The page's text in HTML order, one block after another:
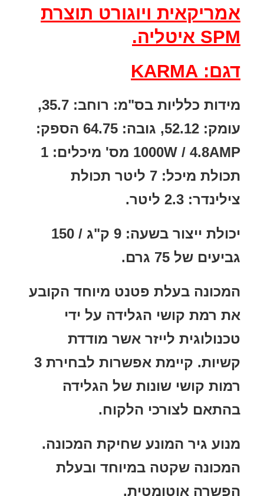
אמריקאית ויוגורט תוצרת
SPM איטליה.
דגם: KARMA
מידות כלליות בס"מ: רוחב: 35.7,
עומק: 52.12, גובה: 64.75 הספק:
1000W / 4.8AMP מס' מיכלים: 1
תכולת מיכל: 7 ליטר תכולת
צילינדר: 2.3 ליטר.
יכולת ייצור בשעה: 9 ק"ג / 150
גביעים של 75 גרם.
המכונה בעלת פטנט מיוחד הקובע
את רמת קושי הגלידה על ידי
טכנולוגית לייזר אשר מודדת
קשיות. קיימת אפשרות לבחירת 3
רמות קושי שונות של הגלידה
בהתאם לצורכי הלקוח.
מנוע גיר המונע שחיקת המכונה.
המכונה שקטה במיוחד ובעלת
הפשרה אוטומטית.